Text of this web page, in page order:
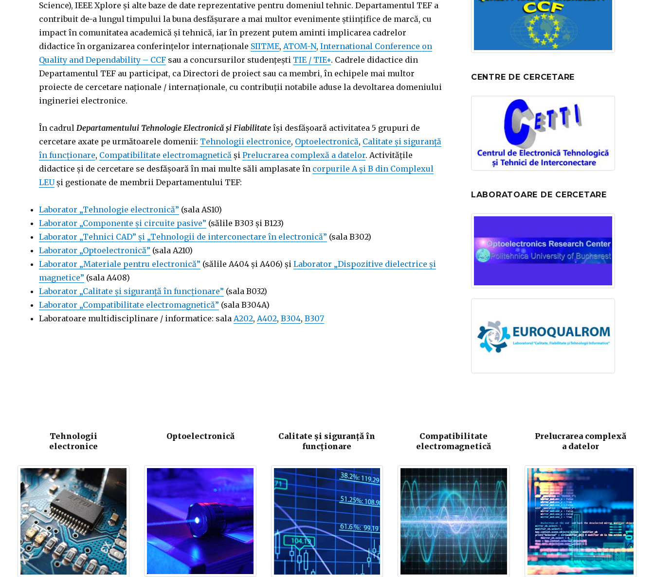
Science), IEEE Xplore și alte baze de date reprezentative pentru domeniul tehnic. Departamentul TEF a
contribuit de-a lungul timpului la buna desfășurare a mai multor evenimente științifice de marcă, cu
impact în comunitatea academică și tehnică, iar în prezent putem aminti implicarea cadrelor
didactice în organizarea conferințelor internaționale SIITME,ATOM-N,International Conference on
Quality and Dependability – CCF sau a concursurilor studențești TIE / TIE+. Cadrele didactice din
Departamentul TEF au participat, ca Directori de proiect sau ca membri, în echipele mai multor
proiecte de cercetare naționale / internaționale, cu contribuții notabile aduse la devoltarea domeniului
ingineriei electronice.
În cadrulDepartamentului Tehnologie Electronică și Fiabilitate își desfășoară activitatea 5 grupuri de
cercetare axate pe următoarele domenii: Tehnologii electronice, Optoelectronică, Calitate și siguranță
în funcționare, Compatibilitate electromagnetică șiPrelucrarea complexă a datelor. Activitățile
didactice și de cercetare se desfășoară în mai multe săli amplasate în corpurile A și B din Complexul
LEUși gestionate de membrii Departamentului TEF:
Laborator „Tehnologie electronică” (sala AS10)
Laborator „Componente și circuite pasive” (sălile B303 și B123)
Laborator „Tehnici CAD” și „Tehnologii de interconectare în electronică” (sala B302)
Laborator „Optoelectronică” (sala A210)
Laborator „Materiale pentru electronică” (sălile A404 și A406) șiLaborator „Dispozitive dielectrice și
magnetice” (sala A408)
Laborator „Calitate și siguranță în funcționare” (sala B032)
Laborator „Compatibilitate electromagnetică” (sala B304A)
Laboratoare multidisciplinare / informatice: salaA202,A402,B304,B307
CENTRE DE CERCETARE
LABORATOARE DE CERCETARE
Tehnologii
electronice
Optoelectronică
Calitate și siguranță în
funcționare
Compatibilitate
electromagnetică
Prelucrarea complexă
a datelor